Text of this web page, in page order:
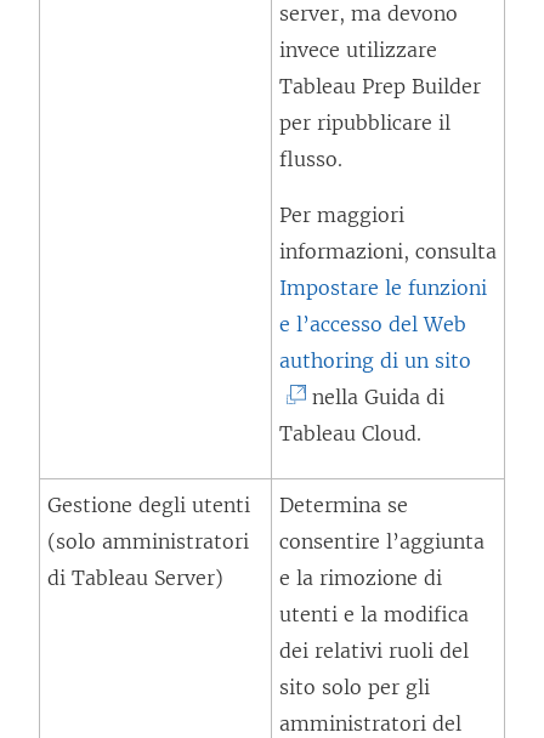
n
a
n
u
o
v
a
i
n
e
s
t
r
a
server, ma devono
invece utilizzare
Tableau Prep Builder
per ripubblicare il
flusso.
Per maggiori
informazioni, consulta
Impostare le funzioni
e l’accesso del Web
authoring di un sito
l
nella Guida di
Tableau Cloud.
Gestione degli utenti
(solo amministratori
di Tableau Server)
Determina se
consentire l’aggiunta
e la rimozione di
utenti e la modifica
dei relativi ruoli del
sito solo per gli
amministratori del